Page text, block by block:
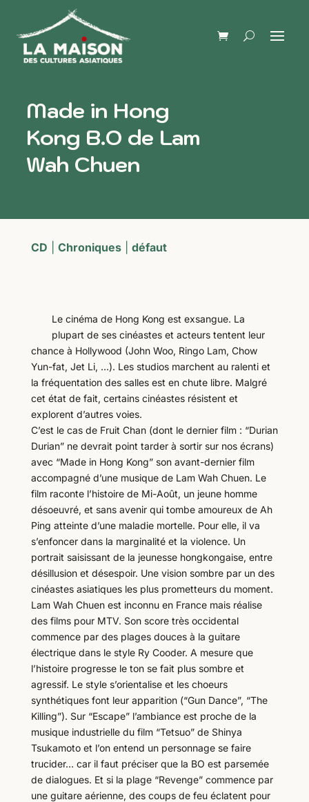
Made in Hong
Kong B.O de Lam
Wah Chuen
CD Chroniques| défaut
Le cinéma de Hong Kong est exsangue. La
plupart de ses cinéastes et acteurs tentent leur
chance à Hollywood (John Woo, Ringo Lam, Chow
Yun-fat, Jet Li, …). Les studios marchent au ralenti et
la fréquentation des salles est en chute libre. Malgré
cet état de fait, certains cinéastes résistent et
explorent d’autres voies.
C’est le cas de Fruit Chan (dont le dernier film : “Durian
Durian” ne devrait point tarder à sortir sur nos écrans)
avec “Made in Hong Kong” son avant-dernier film
accompagné d’une musique de Lam Wah Chuen. Le
film raconte l’histoire de Mi-Août, un jeune homme
désoeuvré, et sans avenir qui tombe amoureux de Ah
Ping atteinte d’une maladie mortelle. Pour elle, il va
s’enfoncer dans la marginalité et la violence. Un
portrait saisissant de la jeunesse hongkongaise, entre
désillusion et désespoir. Une vision sombre par un des
cinéastes asiatiques les plus prometteurs du moment.
Lam Wah Chuen est inconnu en France mais réalise
des films pour MTV. Son score très occidental
commence par des plages douces à la guitare
électrique dans le style Ry Cooder. A mesure que
l’histoire progresse le ton se fait plus sombre et
agressif. Le style s’orientalise et les choeurs
synthétiques font leur apparition (“Gun Dance”, “The
Killing”). Sur “Escape” l’ambiance est proche de la
musique industrielle du film “Tetsuo” de Shinya
Tsukamoto et l’on entend un personnage se faire
trucider… car il faut préciser que la BO est parsemée
de dialogues. Et si la plage “Revenge” commence par
une guitare aérienne, des coups de feu éclatent pour